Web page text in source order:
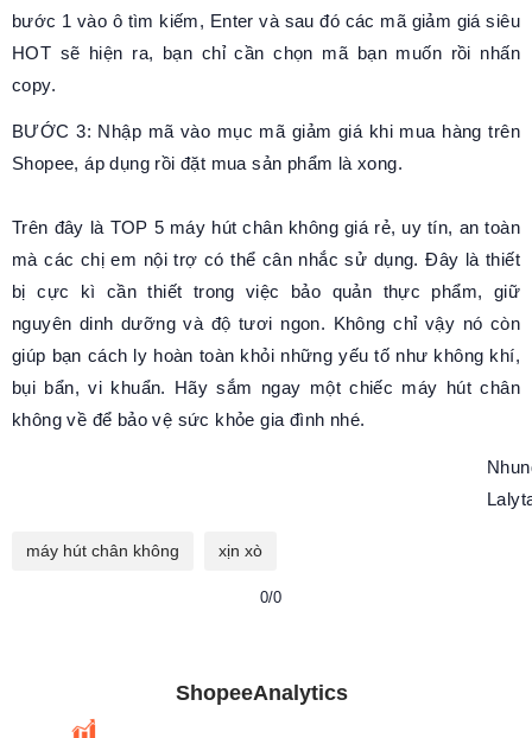
bước 1 vào ô tìm kiếm, Enter và sau đó các mã giảm giá siêu
HOT sẽ hiện ra, bạn chỉ cần chọn mã bạn muốn rồi nhấn
copy.
BƯỚC 3: Nhập mã vào mục mã giảm giá khi mua hàng trên
Shopee, áp dụng rồi đặt mua sản phẩm là xong.
Trên đây là TOP 5 máy hút chân không giá rẻ, uy tín, an toàn
mà các chị em nội trợ có thể cân nhắc sử dụng. Đây là thiết
bị cực kì cần thiết trong việc bảo quản thực phẩm, giữ
nguyên dinh dưỡng và độ tươi ngon. Không chỉ vậy nó còn
giúp bạn cách ly hoàn toàn khỏi những yếu tố như không khí,
bụi bẩn, vi khuẩn. Hãy sắm ngay một chiếc máy hút chân
không về để bảo vệ sức khỏe gia đình nhé.
máy hút chân không xịn xò
0/0
ShopeeAnalytics